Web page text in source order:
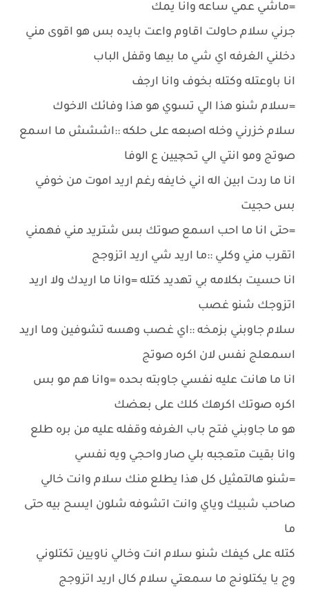
=ماشي عمي ساعه وانا يمك
جرني سلام حاولت اقاوم واعت بايده بس هو اقوى مني
دخلني الغرفه اي شي ما بيها وقفل الباب
انا باوعتله وكتله بخوف وانا ارجف
=سلام شنو هذا الي تسوي هو هذا وفائك الاخوك
سلام خزرني وخله اصبعه على حلكه ::اششش ما اسمع
صوتج ومو انتي الي تحچيين ع الوفا
انا ما ردت ابين اله اني خايفه رغم اريد اموت من خوفي
بس حجيت
=حتى انا ما احب اسمع صوتك بس شتريد مني فهمني
اتقرب مني وكلي ::ما اريد شي اريد اتزوجج
انا حسيت بكلامه بي تهديد كتله =وانا ما اريدك ولا اريد
اتزوجك شنو غصب
سلام جاوبني بزمخه ::اي غصب وهسه تشوفين وما اريد
اسمعلج نفس لان اكره صوتج
انا ما هانت عليه نفسي جاوبته بحده =وانا هم مو بس
اكره صوتك اكرهك كلك على بعضك
هو ما جاوبني فتح باب الغرفه وقفله عليه من بره طلع
وانا بقيت متعجبه بلي صار واحجي ويه نفسي
=شنو هالتمثيل كل هذا يطلع منك سلام وانت خالي
صاحب شبيك وياي وانت اتشوفه شلون ايسح بيه حتى
ما
كتله على كيفك شنو سلام انت وخالي ناويين تكتلوني
وج يا يكتلونج ما سمعتي سلام كال اريد اتزوجج